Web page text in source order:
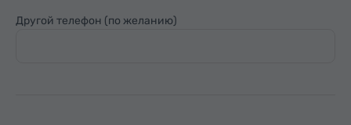
Другой телефон (по желанию)